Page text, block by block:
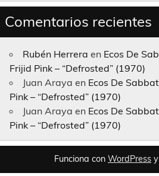
Comentarios recientes
Rubén Herrera en Ecos De
Frijid Pink – “Defrosted” (1970)
Juan Araya en Ecos De
Pink – “Defrosted” (1970)
Juan Araya en Ecos De
Pink – “Defrosted” (1970)
Funciona con WordPress y